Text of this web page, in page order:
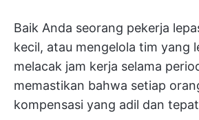
Baik Anda seorang pekerja
kecil, atau mengelola tim yang
melacak jam kerja selama
memastikan bahwa setiap
kompensasi yang adil dan